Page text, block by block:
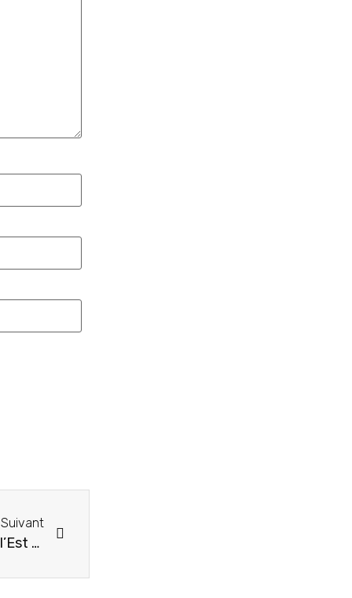
Suivant
Mardi 16 juin 2026, de 19h30 à 22h00 (heure de l’Est de la RDC) : Programme Trimestriel d’Incubation Entrepreneuriale et à la formation sur le SYSCOHADA